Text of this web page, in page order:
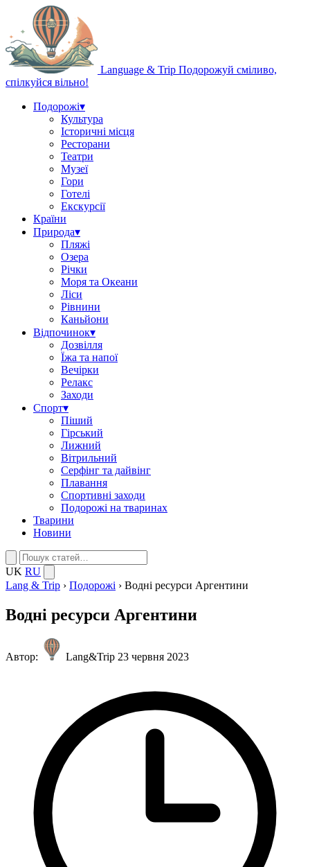
Language & Trip Подорожуй сміливо,
спілкуйся вільно!
Подорожі▾
Культура
Історичні місця
Ресторани
Театри
Музеї
Гори
Готелі
Екскурсії
Країни
Природа▾
Пляжі
Озера
Річки
Моря та Океани
Ліси
Рівнини
Каньйони
Відпочинок▾
Дозвілля
Їжа та напої
Вечірки
Релакс
Заходи
Спорт▾
Піший
Гірський
Лижний
Вітрильний
Серфінг та дайвінг
Плавання
Спортивні заходи
Подорожі на тваринах
Тварини
Новини
UK RU
Lang & Trip › Подорожі › Водні ресурси Аргентини
Водні ресурси Аргентини
Автор: Lang&Trip 23 червня 2023